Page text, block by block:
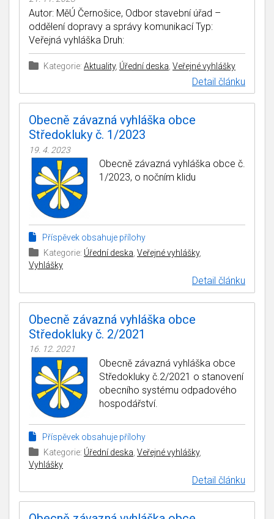
Autor: MěÚ Černošice, Odbor stavební úřad –
oddělení dopravy a správy komunikací Typ:
Veřejná vyhláška Druh:
Kategorie: Aktuality, Úřední deska Veřejné vyhlášky
Detail článku
Obecně závazná vyhláška obce
Středokluky č. 1/2023
19. 4. 2023
Obecně závazná vyhláška obce č.
1/2023, o nočním klidu
Příspěvek obsahuje přílohy
Kategorie: Úřední deska, Veřejné vyhlášky,
Vyhlášky
Detail článku
Obecně závazná vyhláška obce
Středokluky č. 2/2021
16. 12. 2021
Obecně závazná vyhláška obce
Středokluky č.2/2021 o stanovení
obecního systému odpadového
hospodářství.
Příspěvek obsahuje přílohy
Kategorie: Úřední deska Veřejné vyhlášky,
Vyhlášky
Detail článku